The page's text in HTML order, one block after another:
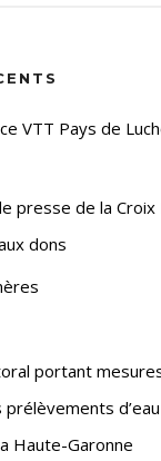
VTT Pays de
presse de la Croix
dons
portant
Haute-Garonne